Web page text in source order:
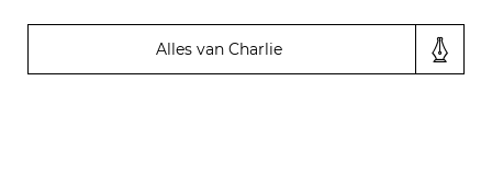
Alles van Charlie